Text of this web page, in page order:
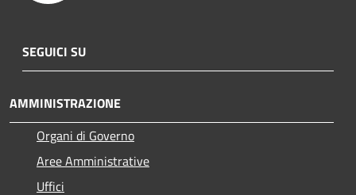
SEGUICI SU
AMMINISTRAZIONE
Organi di Governo
Aree Amministrative
Uffici